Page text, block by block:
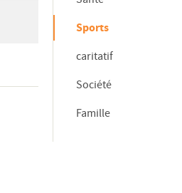
Sports
caritatif
Société
Famille